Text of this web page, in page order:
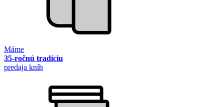
Máme
35-ročnú tradíciu
predaja kníh